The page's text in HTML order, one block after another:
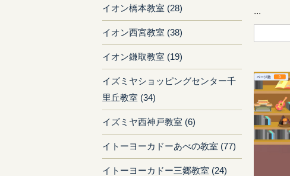
...
イオン橋本教室 (28)
イオン西宮教室 (38)
イオン鎌取教室 (19)
イズミヤショッピングセンター千
里丘教室 (34)
イズミヤ西神戸教室 (6)
イトーヨーカドーあべの教室 (77)
イトーヨーカドー三郷教室 (24)